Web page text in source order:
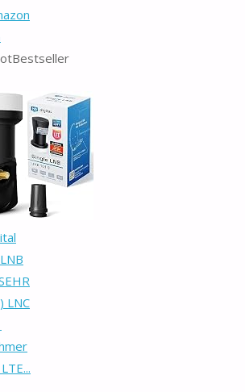
Bestseller
LNC